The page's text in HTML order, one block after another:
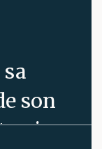
son
vie